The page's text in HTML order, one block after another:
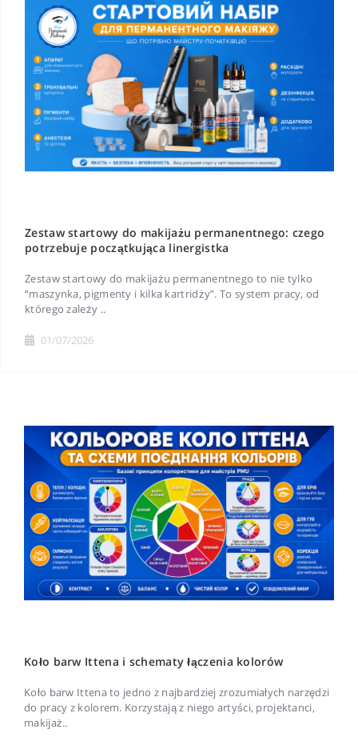
Zestaw startowy do makijażu permanentnego: czego
potrzebuje początkująca linergistka
Zestaw startowy do makijażu permanentnego to nie tylko
“maszynka, pigmenty i kilka kartridży”. To system pracy, od
którego zależy ..
01/07/2026
Koło barw Ittena i schematy łączenia kolorów
Koło barw Ittena to jedno z najbardziej zrozumiałych narzędzi
do pracy z kolorem. Korzystają z niego artyści, projektanci,
makijaż..